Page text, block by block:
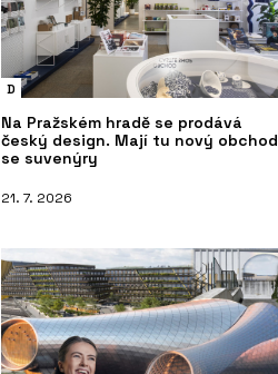
D
Na Pražském hradě se prodává
český design. Mají tu nový obchod
se suvenýry
21. 7. 2026